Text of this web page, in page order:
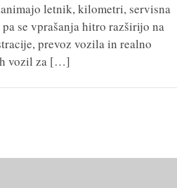
letnik, kilometri, servisna
se vprašanja hitro razširijo na
prevoz vozila in realno
vozil za […]